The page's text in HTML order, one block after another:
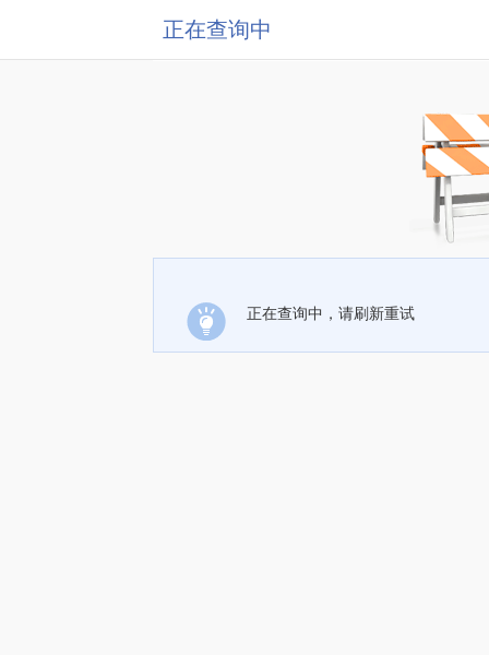
正在查询中
正在查询中，请刷新重试